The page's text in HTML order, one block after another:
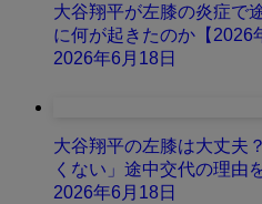
大谷翔平が左膝の炎症で
に何が起きたのか【2026
2026年6月18日
大谷翔平の左膝は大丈夫
くない」途中交代の理由
2026年6月18日